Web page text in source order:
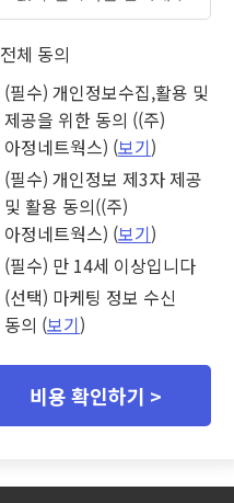
전체 동의
(필수) 개인정보수집,활용 및
제공을 위한 동의 ((주)
아정네트웍스) (보기)
(필수) 개인정보 제3자 제공
및 활용 동의((주)
아정네트웍스) (보기)
(필수) 만 14세 이상입니다
(선택) 마케팅 정보 수신
동의 (보기)
비용 확인하기 >